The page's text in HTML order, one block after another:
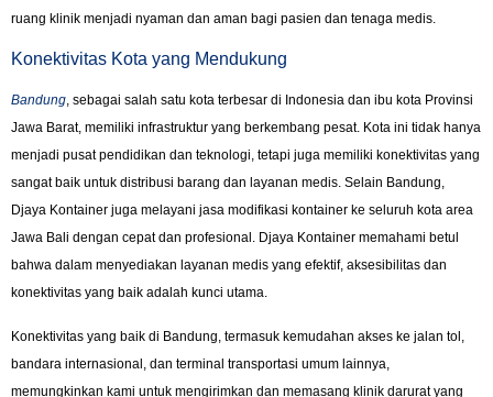
ruang klinik menjadi nyaman dan aman bagi pasien dan tenaga medis.
Konektivitas Kota yang Mendukung
Bandung, sebagai salah satu kota terbesar di Indonesia dan ibu kota Provinsi
Jawa Barat, memiliki infrastruktur yang berkembang pesat. Kota ini tidak hanya
menjadi pusat pendidikan dan teknologi, tetapi juga memiliki konektivitas yang
sangat baik untuk distribusi barang dan layanan medis. Selain Bandung,
Djaya Kontainer juga melayani jasa modifikasi kontainer ke seluruh kota area
Jawa Bali dengan cepat dan profesional. Djaya Kontainer memahami betul
bahwa dalam menyediakan layanan medis yang efektif, aksesibilitas dan
konektivitas yang baik adalah kunci utama.
Konektivitas yang baik di Bandung, termasuk kemudahan akses ke jalan tol,
bandara internasional, dan terminal transportasi umum lainnya,
memungkinkan kami untuk mengirimkan dan memasang klinik darurat yang